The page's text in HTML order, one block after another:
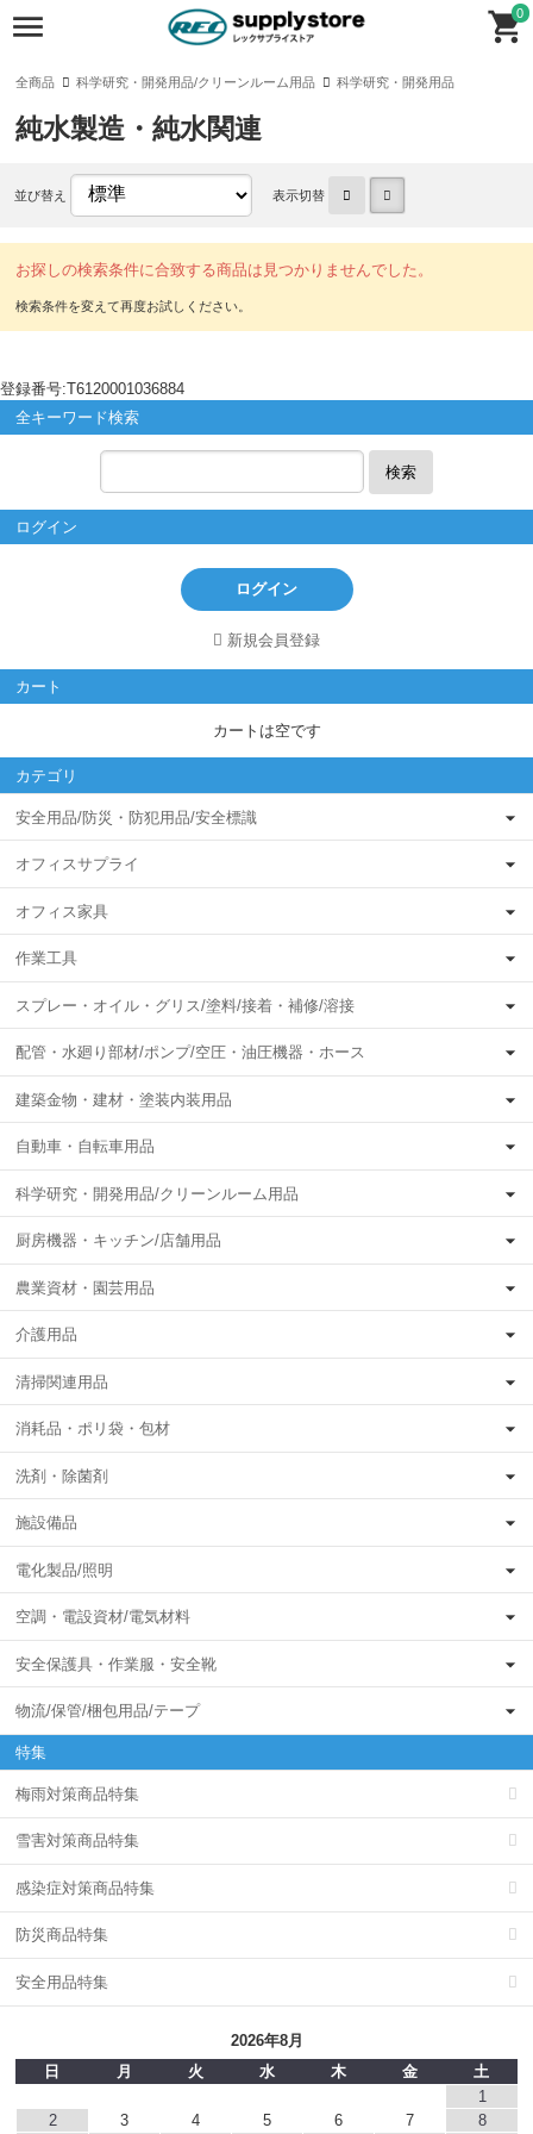
0
全商品 科学研究・開発用品/クリーンルーム用品 科学研究・開発用品
純水製造・純水関連
並び替え 表示切替
お探しの検索条件に合致する商品は見つかりませんでした。
登録番号:T6120001036884
全キーワード検索
検索
ログイン
ログイン
新規会員登録
カート
カートは空です
カテゴリ
安全用品/防災・防犯用品/安全標識
オフィスサプライ
オフィス家具
作業工具
スプレー・オイル・グリス/塗料/接着・補修/溶接
配管・水廻り部材/ポンプ/空圧・油圧機器・ホース
建築金物・建材・塗装内装用品
自動車・自転車用品
科学研究・開発用品/クリーンルーム用品
厨房機器・キッチン/店舗用品
農業資材・園芸用品
介護用品
清掃関連用品
消耗品・ポリ袋・包材
洗剤・除菌剤
施設備品
電化製品/照明
空調・電設資材/電気材料
安全保護具・作業服・安全靴
物流/保管/梱包用品/テープ
特集
梅雨対策商品特集
雪害対策商品特集
感染症対策商品特集
防災商品特集
安全用品特集
2026年8月
日
月 火 水 木 金
土
1
2
3 4 5 6 7 8